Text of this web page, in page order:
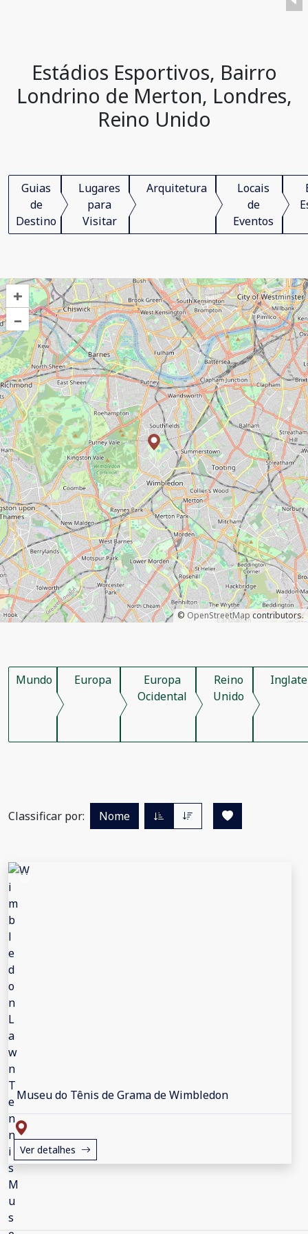
Estádios Esportivos, Bairro
Londrino de Merton, Londres,
Reino Unido
Guias
de
Destino
Lugares
para
Visitar
Arquitetura
Locais
de
Eventos
+
–
© OpenStreetMapcontributors.
Mundo Europa
Europa
Ocidental
Reino
Unido
Classificar por: Nome
Museu do Tênis de Grama de Wimbledon
Ver detalhes